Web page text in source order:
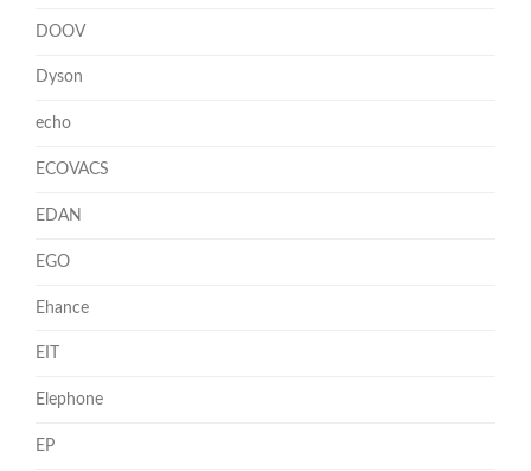
DOOV
Dyson
echo
ECOVACS
EDAN
EGO
Ehance
EIT
Elephone
EP